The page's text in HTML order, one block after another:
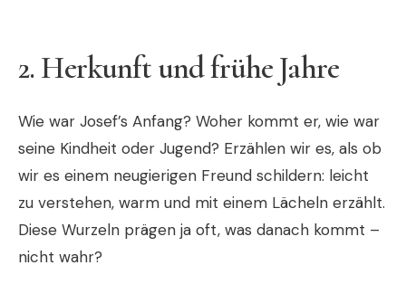
2.Herkunft und frühe Jahre
Wie war Josef’s Anfang? Woher kommt er, wie war
seine Kindheit oder Jugend? Erzählen wir es, als ob
wir es einem neugierigen Freund schildern: leicht
zu verstehen, warm und mit einem Lächeln erzählt.
Diese Wurzeln prägen ja oft, was danach kommt –
nicht wahr?